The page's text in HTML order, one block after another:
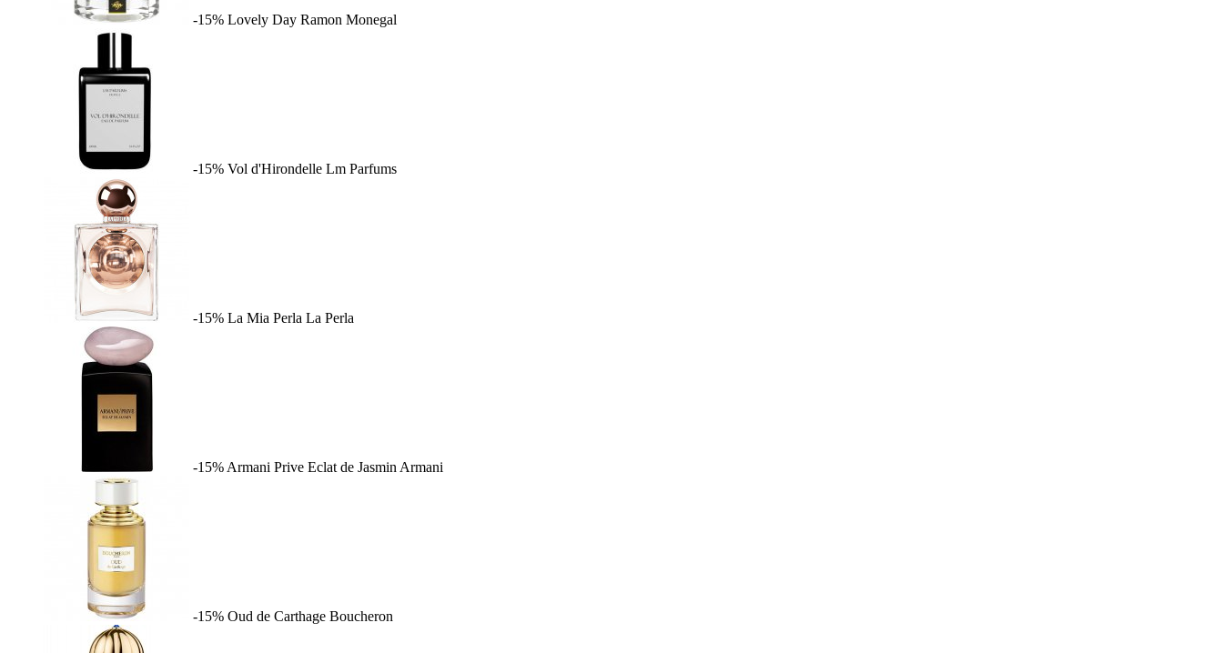
-15% Lovely Day Ramon Monegal
-15% Vol d'Hirondelle Lm Parfums
-15% La Mia Perla La Perla
-15% Armani Prive Eclat de Jasmin Armani
-15% Oud de Carthage Boucheron